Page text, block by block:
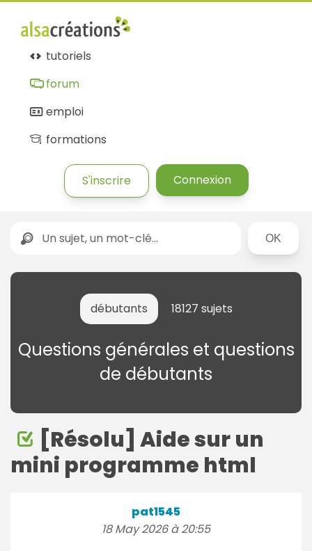
tutoriels
forum
emploi
formations
S'inscrire Connexion
Rechercher
débutants 18127 sujets
Questions générales et questions
de débutants
[Résolu] Aide sur un
mini programme html
pat1545
18 May 2026 à 20:55